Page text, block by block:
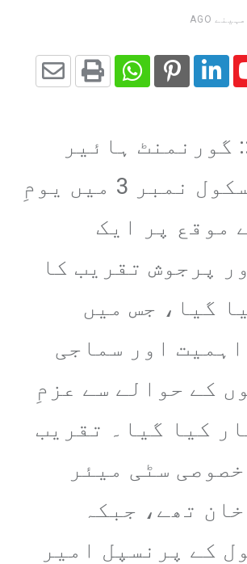
LinkedIn
Pinterest
Whatsapp
Print
گورنمنٹ ہائیر
سیکنڈری سکول نمبر 3 میں یومِ
موقع پر ایک
پرجوش تقریب کا
گیا، جس میں
اور سماجی
کے حوالے سے عزمِ
کیا گیا۔ تقریب
سٹی میئر
تھے، جبکہ
کے پرنسپل امیر